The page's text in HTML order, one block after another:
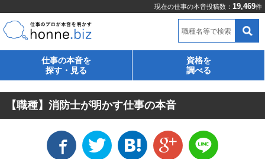
現在の仕事の本音投稿数： 19,469件
職種名等で検索
仕事の本音を
探す・見る
資格を
調べる
【職種】消防士が明かす仕事の本音